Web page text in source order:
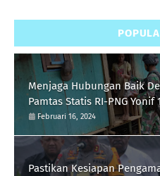
Menjaga Hubungan Baik
Pamtas Statis RI-PNG
Silaturrahmi
Februari 16, 2024
Pastikan Kesiapan